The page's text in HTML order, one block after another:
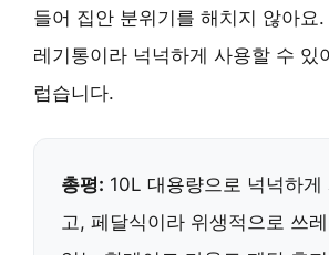
들어 집안 분위기를 해치지 않아요
레기통이라 넉넉하게 사용할 수 있
럽습니다.
총평: 10L 대용량으로 넉넉하게
고, 페달식이라 위생적으로 쓰